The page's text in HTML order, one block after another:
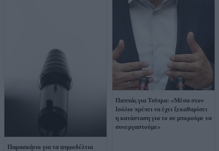
Παρασκήνιο για τα ψηφοδέλτια
Παππάς για Τσίπρα: «Μέσα στον
Ιούλιο πρέπει να έχει ξεκαθαρίσει
η κατάσταση για το αν μπορούμε να
συνεργαστούμε»